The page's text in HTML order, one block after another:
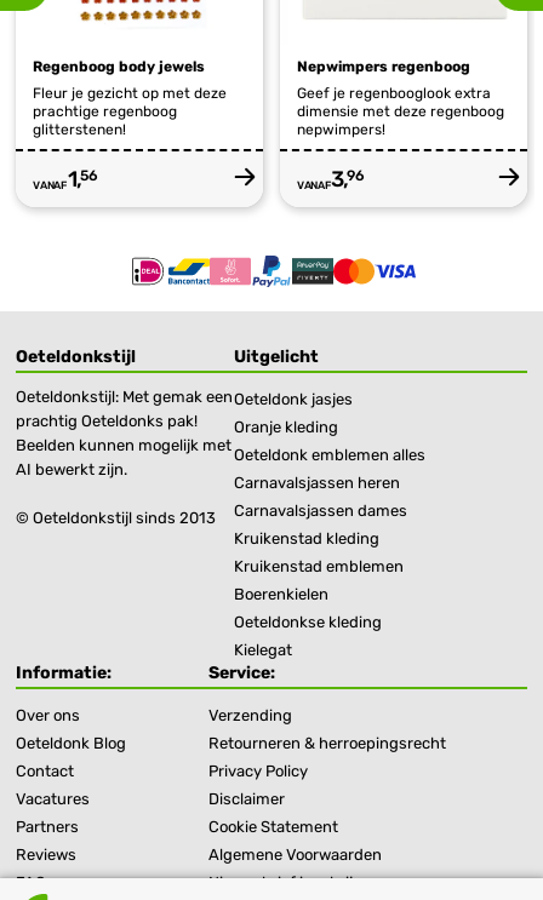
Regenboog body jewels
Fleur je gezicht op met deze
prachtige regenboog
glitterstenen!
VANAF1,56
Nepwimpers regenboog
Geef je regenbooglook extra
dimensie met deze regenboog
nepwimpers!
VANAF3,96
Oeteldonkstijl
Oeteldonkstijl: Met gemak een
prachtig Oeteldonks pak!
Beelden kunnen mogelijk met
AI bewerkt zijn.
© Oeteldonkstijl sinds 2013
Uitgelicht
Oeteldonk jasjes
Oranje kleding
Oeteldonk emblemen alles
Carnavalsjassen heren
Carnavalsjassen dames
Kruikenstad kleding
Kruikenstad emblemen
Boerenkielen
Oeteldonkse kleding
Kielegat
Informatie:
Over ons
Oeteldonk Blog
Contact
Vacatures
Partners
Reviews
FAQ
Service:
Verzending
Retourneren & herroepingsrecht
Privacy Policy
Disclaimer
Cookie Statement
Algemene Voorwaarden
Nieuwsbrief inschrijven